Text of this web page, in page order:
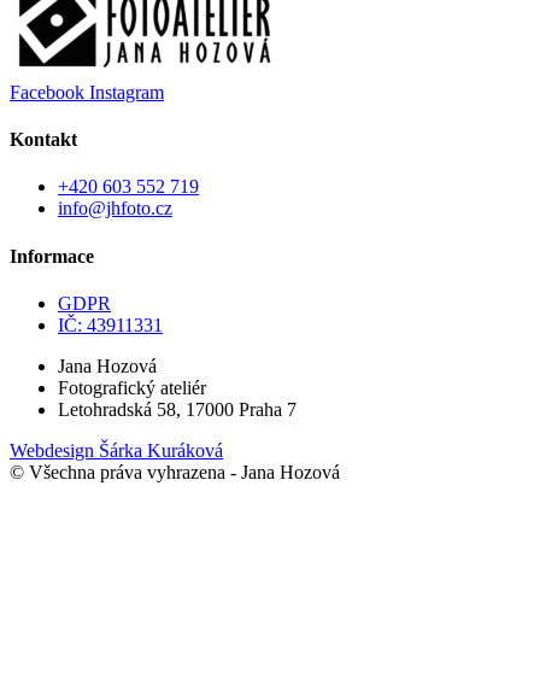
Facebook Instagram
Kontakt
+420 603 552 719
info@jhfoto.cz
Informace
GDPR
IČ: 43911331
Jana Hozová
Fotografický ateliér
Letohradská 58, 17000 Praha 7
Webdesign Šárka Kuráková
© Všechna práva vyhrazena - Jana Hozová